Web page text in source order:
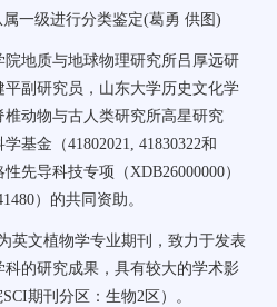
一级进行分类鉴定(葛勇 供图)
地质与地球物理研究所吕厚远研
副研究员，山东大学历史文化学
动物与古人类研究所高星研究
学基金（41802021, 41830322和
性先导科技专项（ XDB26000000）
）的共同资助。
英文植物学专业期刊，致力于发表
的研究成果，具有较大的学术影
SCI期刊分区：生物2 区）。